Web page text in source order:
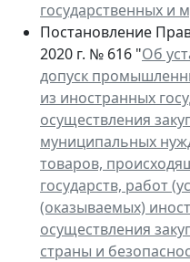
государственных и
Постановление
2020 г. № 616 "Об
допуск
из иностранных
осуществления
муниципальных
товаров,
государств, работ
(оказываемых)
осуществления
страны и